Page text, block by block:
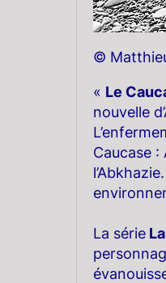
©
« Le
nouvelle
Caucase
La série